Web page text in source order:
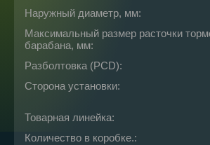
Наружный диаметр, мм:
Максимальный размер расточки
барабана, мм:
Разболтовка (PCD):
Сторона установки:
Товарная линейка:
Количество в коробке.: